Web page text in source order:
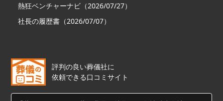
熱狂ベンチャーナビ（2026/07/27）
社長の履歴書（2026/07/07）
評判の良い葬儀社に
依頼できる口コミサイト